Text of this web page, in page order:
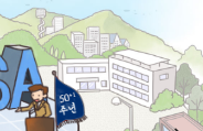
연구자들